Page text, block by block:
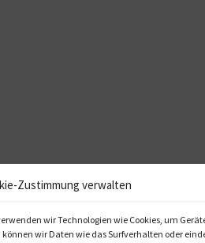
Zustimmung verwalten
wir Technologien wie Cookies, um
wir Daten wie das Surfverhalten oder